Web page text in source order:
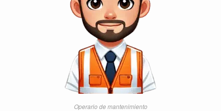
Operario de mantenimiento